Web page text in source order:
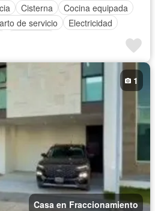
Cisterna
Cocina equipada
de servicio
Electricidad
verdes
Casa en Fraccionamiento
1